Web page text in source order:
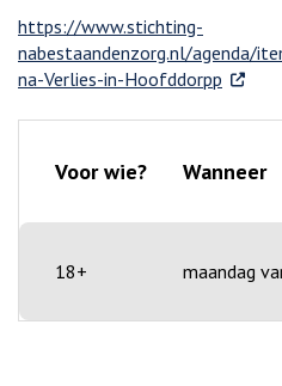
https://www.stichting-
nabestaandenzorg.nl/agenda/
na-Verlies-in-Hoofddorpp .
Voor wie? Wanneer
18+ maandag